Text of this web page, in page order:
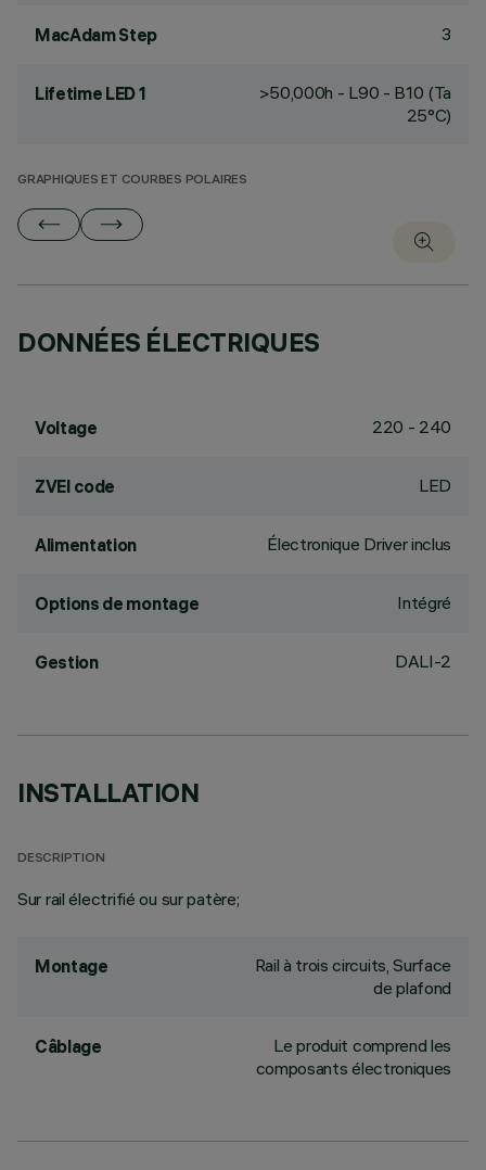
MacAdam Step 3
Lifetime LED 1
>50,000h - L90 - B10 (Ta
25°C)
GRAPHIQUES ET COURBES POLAIRES
DONNÉES ÉLECTRIQUES
Voltage 220 - 240
ZVEI code LED
Alimentation Électronique Driver inclus
Options de montage Intégré
Gestion DALI-2
INSTALLATION
DESCRIPTION
Sur rail électrifié ou sur patère;
Montage
Rail à trois circuits, Surface
de plafond
Câblage
Le produit comprend les
composants électroniques